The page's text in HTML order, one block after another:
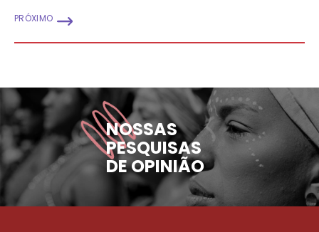
PRÓXIMO
NOSSAS
PESQUISAS
DE OPINIÃO